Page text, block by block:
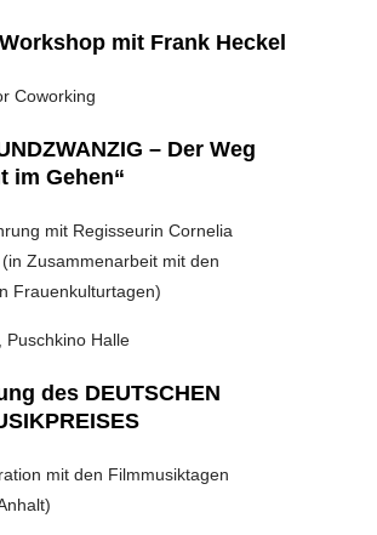
mit Frank Heckel
Coworking
– Der Weg
im Gehen“
mit Regisseurin Cornelia
Zusammenarbeit mit den
Frauenkulturtagen)
Puschkino Halle
des DEUTSCHEN
mit den Filmmusiktagen